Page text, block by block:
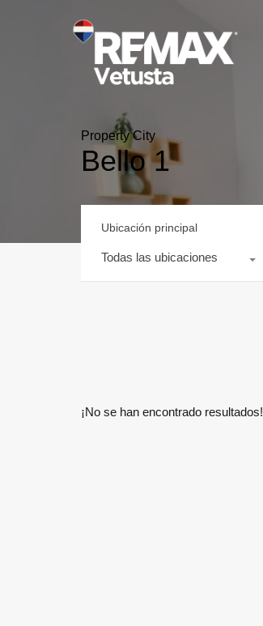
Property City
Bello 1
Ubicación principal
Todas las ubicaciones
¡No se han encontrado resultados!